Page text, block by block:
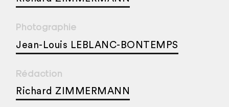
Photographie
Jean-Louis LEBLANC-BONTEMPS
Rédaction
Richard ZIMMERMANN